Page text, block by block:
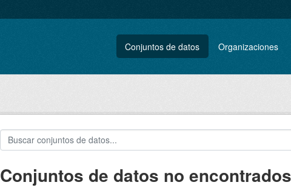
Conjuntos de datos Organizaciones
Conjuntos de datos no encontrados